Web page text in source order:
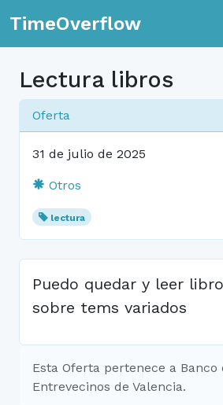
TimeOverflow
Lectura libros
Oferta
31 de julio de 2025
Otros
lectura
Puedo quedar y leer
sobre tems variados
Esta Oferta pertenece a Banco
Entrevecinos de Valencia.